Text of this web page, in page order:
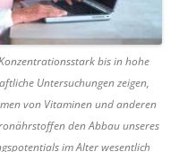
bis in hohe
Untersuchungen zeigen,
von Vitaminen und anderen
den Abbau unseres
im Alter wesentlich